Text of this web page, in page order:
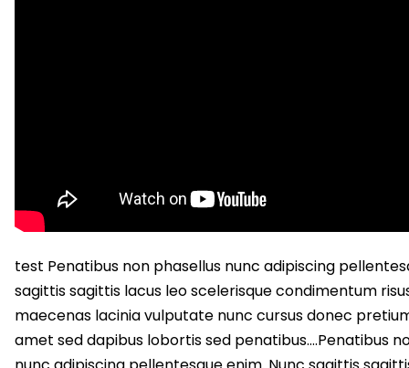
test Penatibus non phasellus nunc adipiscing
sagittis sagittis lacus leo scelerisque condimentum
maecenas lacinia vulputate nunc cursus donec
amet sed dapibus lobortis sed penatibus….Penatibus